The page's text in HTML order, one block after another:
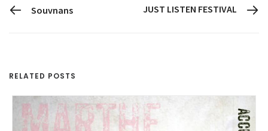
Souvnans JUST LISTEN FESTIVAL
RELATED POSTS